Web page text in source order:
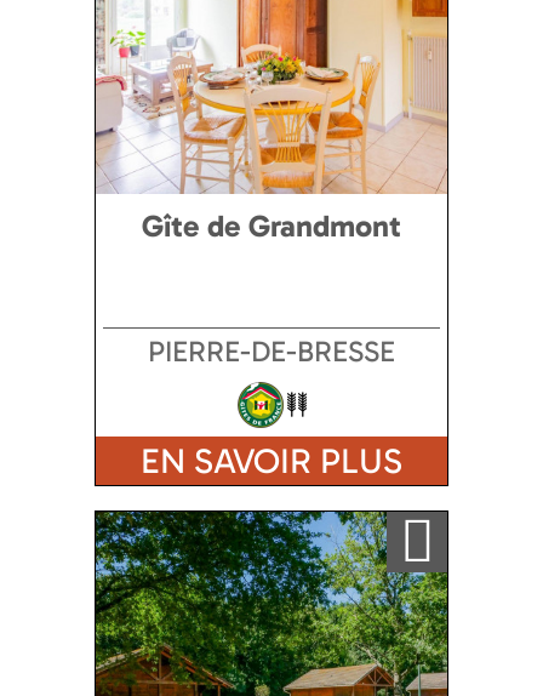
Gîte de Grandmont
PIERRE-DE-BRESSE
EN SAVOIR PLUS
Ajouter a ma sélection